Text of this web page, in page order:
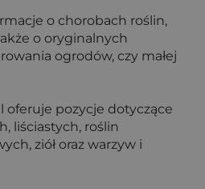
o chorobach roślin,
o oryginalnych
ogrodów, czy małej
oferuje pozycje dotyczące
liściastych, roślin
ziół oraz warzyw i